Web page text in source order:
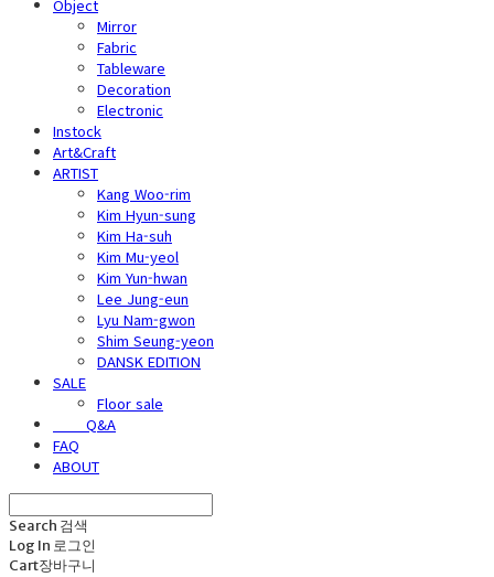
Object
Mirror
Fabric
Tableware
Decoration
Electronic
Instock
Art&Craft
ARTIST
Kang Woo-rim
Kim Hyun-sung
Kim Ha-suh
Kim Mu-yeol
Kim Yun-hwan
Lee Jung-eun
Lyu Nam-gwon
Shim Seung-yeon
DANSK EDITION
SALE
Floor sale
⠀⠀⠀Q&A
FAQ
ABOUT
Search 검색
Log In 로그인
Cart장바구니